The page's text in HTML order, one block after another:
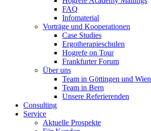
FAQ
Infomaterial
Vorträge und Kooperationen
Case Studies
Ergotherapieschulen
Hogrefe on Tour
Frankfurter Forum
Über uns
Team in Göttingen und Wien
Team in Bern
Unsere Referierenden
Consulting
Service
Aktuelle Prospekte